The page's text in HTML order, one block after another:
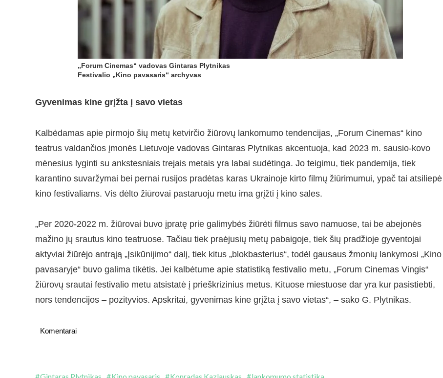
„Forum Cinemas“ vadovas Gintaras Plytnikas
Festivalio „Kino pavasaris“ archyvas
Gyvenimas kine grįžta į savo vietas
Kalbėdamas apie pirmojo šių metų ketvirčio žiūrovų lankomumo tendencijas, „Forum Cinemas“ kino
teatrus valdančios įmonės Lietuvoje vadovas Gintaras Plytnikas akcentuoja, kad 2023 m. sausio-kovo
mėnesius lyginti su ankstesniais trejais metais yra labai sudėtinga. Jo teigimu, tiek pandemija, tiek
karantino suvaržymai bei pernai rusijos pradėtas karas Ukrainoje kirto filmų žiūrimumui, ypač tai atsiliepė
kino festivaliams. Vis dėlto žiūrovai pastaruoju metu ima grįžti į kino sales.
„Per 2020-2022 m. žiūrovai buvo įpratę prie galimybės žiūrėti filmus savo namuose, tai be abejonės
mažino jų srautus kino teatruose. Tačiau tiek praėjusių metų pabaigoje, tiek šių pradžioje gyventojai
aktyviai žiūrėjo antrąją „Įsikūnijimo“ dalį, tiek kitus „blokbasterius“, todėl gausaus žmonių lankymosi „Kino
pavasaryje“ buvo galima tikėtis. Jei kalbėtume apie statistiką festivalio metu, „Forum Cinemas Vingis“
žiūrovų srautai festivalio metu atsistatė į prieškrizinius metus. Kituose miestuose dar yra kur pasistiebti,
nors tendencijos – pozityvios. Apskritai, gyvenimas kine grįžta į savo vietas“, – sako G. Plytnikas.
Komentarai